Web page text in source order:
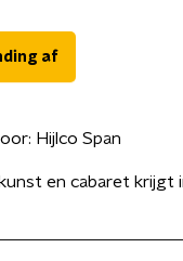
af
Hijlco Span
en cabaret krijgt